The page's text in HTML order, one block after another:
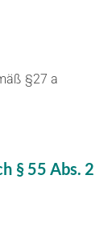
§27 a
§ 55 Abs. 2